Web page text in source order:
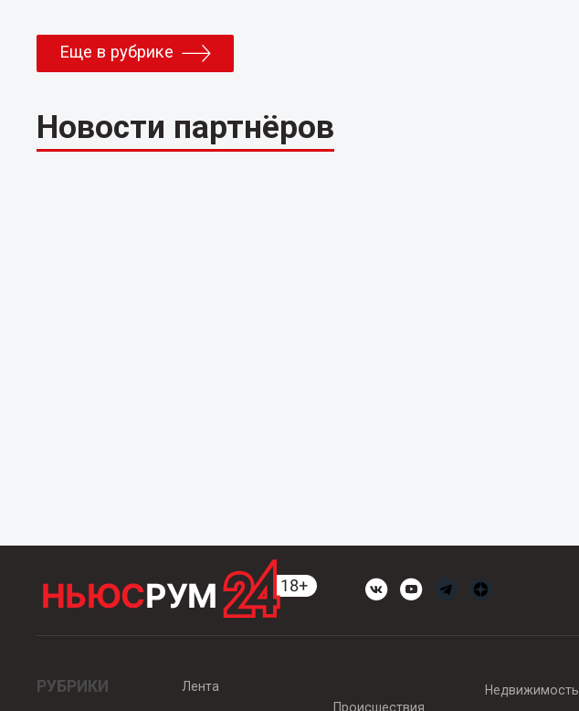
Еще в рубрике
Новости партнёров
РУБРИКИ
Лента
Происшествия
Недвижимость